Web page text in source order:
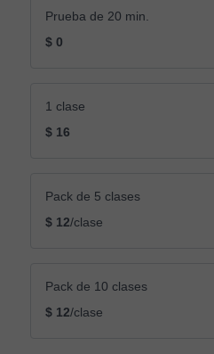
Prueba de 20 min.
$ 0
1 clase
$ 16
Pack de 5 clases
$ 12/clase
Pack de 10 clases
$ 12/clase